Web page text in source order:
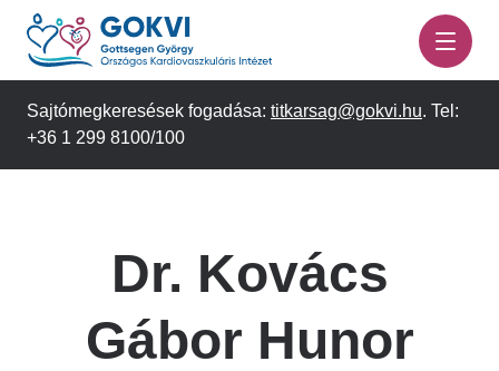
Ugrás
tartalomra
Sajtómegkeresések fogadása: titkarsag@gokvi.hu. Tel:
+36 1 299 8100/100
Dr. Kovács
Gábor Hunor